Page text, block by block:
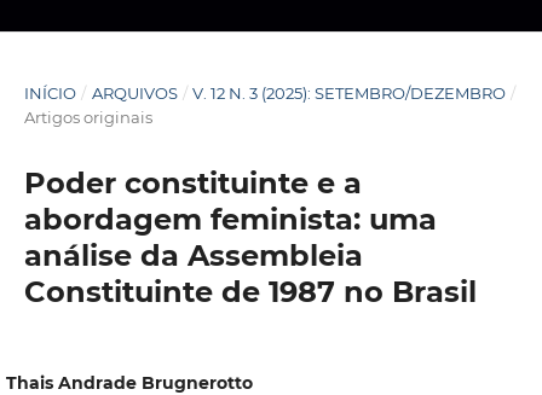
INÍCIO / ARQUIVOS / V. 12 N. 3 (2025): SETEMBRO/DEZEMBRO /
Artigos originais
Poder constituinte e a
abordagem feminista: uma
análise da Assembleia
Constituinte de 1987 no Brasil
Thais Andrade Brugnerotto